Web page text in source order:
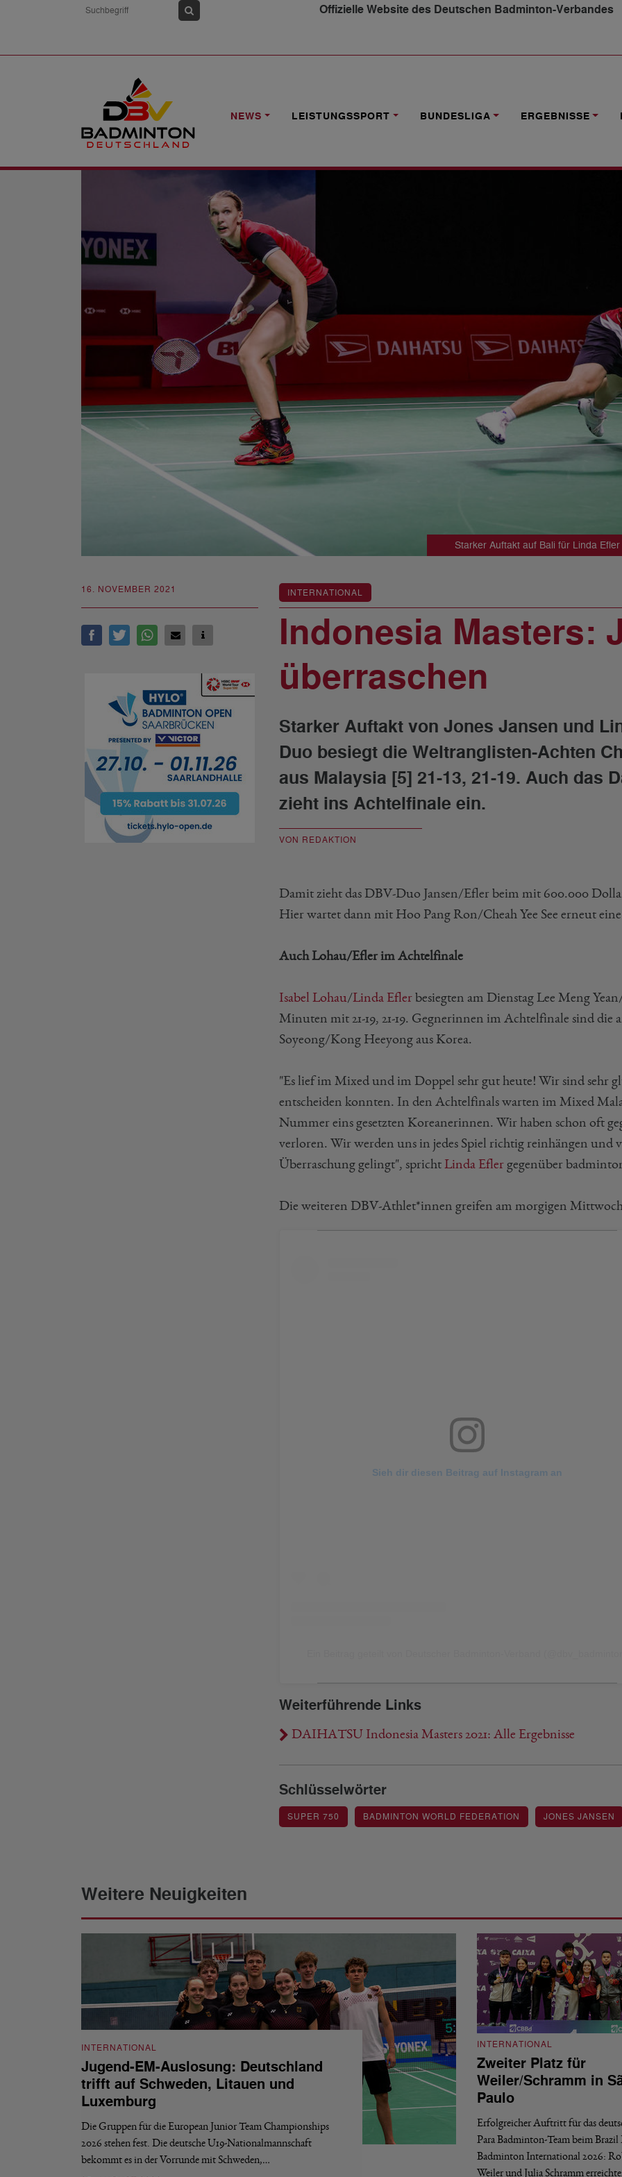
Offizielle Website des Deutschen Badminton-Verbandes
NEWS LEISTUNGSSPORT BUNDESLIGA ERGEBNISSE
NEWS
Starker Auftakt auf Bali für Linda
16. NOVEMBER 2021 INTERNATIONAL
Indonesia Masters:
überraschen
Starker Auftakt von Jones Jansen und
Duo besiegt die Weltranglisten-Achten
aus Malaysia [5] 21-13, 21-19. Auch das
zieht ins Achtelfinale ein.
VON REDAKTION
Damit zieht das DBV-Duo Jansen/Efler beim mit 600.000
Hier wartet dann mit Hoo Pang Ron/Cheah Yee See erneut
Auch Lohau/Efler im Achtelfinale
Isabel Lohau /Linda Efler besiegten am Dienstag Lee Meng
Minuten mit 21-19, 21-19. Gegnerinnen im Achtelfinale sind die
Soyeong/Kong Heeyong aus Korea.
"Es lief im Mixed und im Doppel sehr gut heute! Wir sind sehr
entscheiden konnten. In den Achtelfinals warten im Mixed
Nummer eins gesetzten Koreanerinnen. Wir haben schon oft
verloren. Wir werden uns in jedes Spiel richtig reinhängen und
Überraschung gelingt", spricht Linda Efler gegenüber
Die weiteren DBV-Athlet*innen greifen am morgigen
Sieh dir diesen Beitrag auf Instagram an
Weiterführende Links
DAIHATSU Indonesia Masters 2021: Alle Ergebnisse
Schlüsselwörter
SUPER 750 BADMINTON WORLD FEDERATION JONES JANSEN
Weitere Neuigkeiten
INTERNATIONAL
Jugend-EM-Auslosung: Deutschland
trifft auf Schweden, Litauen und
Luxemburg
Die Gruppen für die European Junior Team Championships
2026 stehen fest. Die deutsche U19-Nationalmannschaft
bekommt es in der Vorrunde mit Schweden,…
INTERNATIONAL
Zweiter Platz für
Weiler/Schramm in
Paulo
Erfolgreicher Auftritt für das
Para Badminton-Team beim Brazil
Badminton International 2026:
Weiler und Julia Schramm